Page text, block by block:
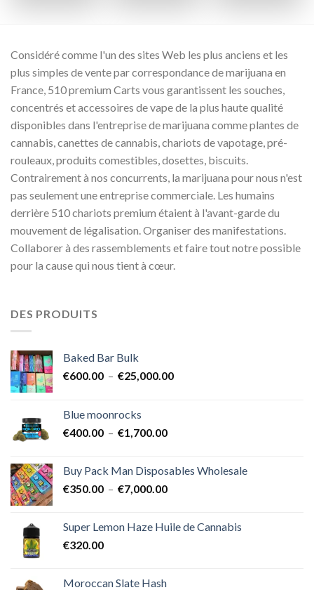
Considéré comme l'un des sites Web les plus anciens et les
plus simples de vente par correspondance de marijuana en
France, 510 premium Carts vous garantissent les souches,
concentrés et accessoires de vape de la plus haute qualité
disponibles dans l'entreprise de marijuana comme plantes de
cannabis, canettes de cannabis, chariots de vapotage, pré-
rouleaux, produits comestibles, dosettes, biscuits.
Contrairement à nos concurrents, la marijuana pour nous n'est
pas seulement une entreprise commerciale. Les humains
derrière 510 chariots premium étaient à l'avant-garde du
mouvement de légalisation. Organiser des manifestations.
Collaborer à des rassemblements et faire tout notre possible
pour la cause qui nous tient à cœur.
DES PRODUITS
Baked Bar Bulk
€600.00 – €25,000.00Plage
Blue moonrocks
€400.00 – €1,700.00Plage
€400.00
à
Buy Pack Man Disposables Wholesale
€350.00 – €7,000.00Plage
€350.00
Super Lemon Haze Huile de Cannabis
€320.00
Moroccan Slate Hash